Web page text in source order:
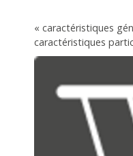
« caractéristiques
caractéristiques